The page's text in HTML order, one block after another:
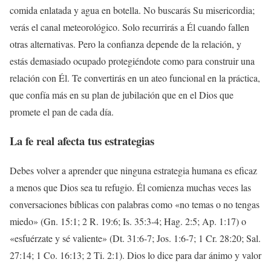
comida enlatada y agua en botella. No buscarás Su misericordia;
verás el canal meteorológico. Solo recurrirás a Él cuando fallen
otras alternativas. Pero la confianza depende de la relación, y
estás demasiado ocupado protegiéndote como para construir una
relación con Él. Te convertirás en un ateo funcional en la práctica,
que confía más en su plan de jubilación que en el Dios que
promete el pan de cada día.
La fe real afecta tus estrategias
Debes volver a aprender que ninguna estrategia humana es eficaz
a menos que Dios sea tu refugio. Él comienza muchas veces las
conversaciones bíblicas con palabras como «no temas o no tengas
miedo» (Gn. 15:1; 2 R. 19:6; Is. 35:3-4; Hag. 2:5; Ap. 1:17) o
«esfuérzate y sé valiente» (Dt. 31:6-7; Jos. 1:6-7; 1 Cr. 28:20; Sal.
27:14; 1 Co. 16:13; 2 Ti. 2:1). Dios lo dice para dar ánimo y valor